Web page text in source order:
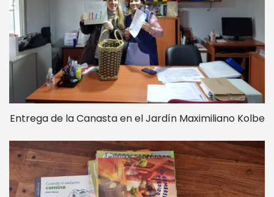
Entrega de la Canasta en el Jardín Maximiliano Kolbe